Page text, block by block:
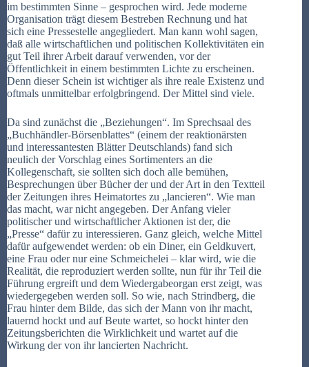
im bestimmten Sinne – gesprochen wird. Jede moderne
Organisation trägt diesem Bestreben Rechnung und hat
sich eine Pressestelle angegliedert. Man kann wohl sagen,
daß alle wirtschaftlichen und politischen Kollektivitäten ein
gut Teil ihrer Arbeit darauf verwenden, vor der
Öffentlichkeit in einem bestimmten Lichte zu erscheinen.
Denn dieser Schein ist wichtiger als ihre reale Existenz und
oftmals unmittelbar erfolgbringend. Der Mittel sind viele.
Da sind zunächst die „Beziehungen“. Im Sprechsaal des
„Buchhändler-Börsenblattes“ (einem der reaktionärsten
und interessantesten Blätter Deutschlands) fand sich
neulich der Vorschlag eines Sortimenters an die
Kollegenschaft, sie sollten sich doch alle bemühen,
Besprechungen über Bücher der und der Art in den Textteil
der Zeitungen ihres Heimatortes zu „lancieren“. Wie man
das macht, war nicht angegeben. Der Anfang vieler
politischer und wirtschaftlicher Aktionen ist der, die
„Presse“ dafür zu interessieren. Ganz gleich, welche Mittel
dafür aufgewendet werden: ob ein Diner, ein Geldkuvert,
eine Frau oder nur eine Schmeichelei – klar wird, wie die
Realität, die reproduziert werden sollte, nun für ihr Teil die
Führung ergreift und dem Wiedergabeorgan erst zeigt, was
wiedergegeben werden soll. So wie, nach Strindberg, die
Frau hinter dem Bilde, das sich der Mann von ihr macht,
lauernd hockt und auf Beute wartet, so hockt hinter den
Zeitungsberichten die Wirklichkeit und wartet auf die
Wirkung der von ihr lancierten Nachricht.